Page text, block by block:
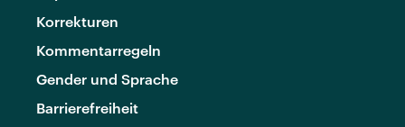
Korrekturen
Kommentarregeln
Gender und Sprache
Barrierefreiheit